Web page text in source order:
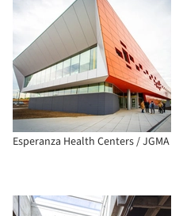
Esperanza Health Centers / JGMA